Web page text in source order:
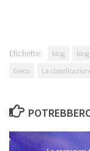
Etichette: blog
Greco
La